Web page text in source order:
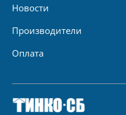
Новости
Производители
Оплата